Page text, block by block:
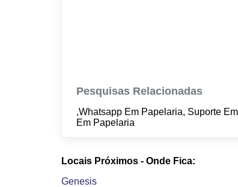
Pesquisas Relacionadas
,Whatsapp Em Papelaria, Suporte
Em Papelaria
Locais Próximos - Onde Fica:
Genesis